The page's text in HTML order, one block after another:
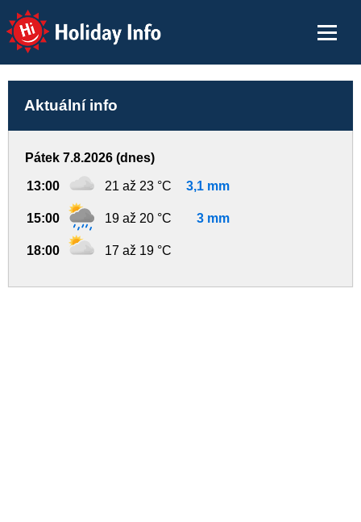
Holiday Info
Aktuální info
Pátek 7.8.2026 (dnes)
13:00 21 až 23 °C 3,1 mm
15:00 19 až 20 °C 3 mm
18:00 17 až 19 °C